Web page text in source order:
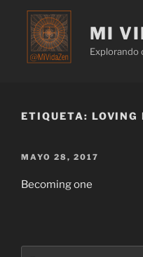
MI
Explorando
ETIQUETA: LOVING
MAYO 28, 2017
Becoming one